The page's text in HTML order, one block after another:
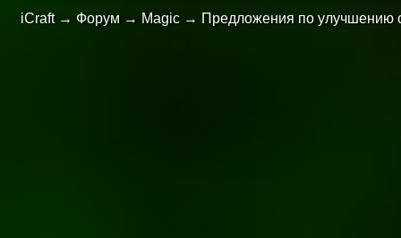
iCraft → Форум → Magic → Предложения по улучшению